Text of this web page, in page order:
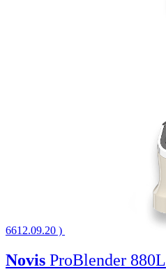
6612.09.20 )
Novis ProBlender 880L